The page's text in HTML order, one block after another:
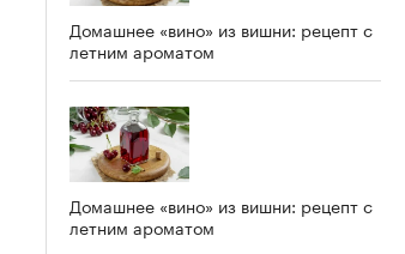
Домашнее «вино» из вишни: рецепт с
летним ароматом
Домашнее «вино» из вишни: рецепт с
летним ароматом